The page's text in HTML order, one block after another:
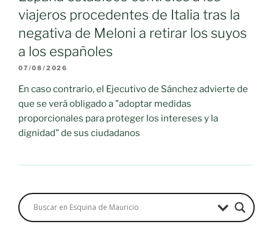
viajeros procedentes de Italia tras la
negativa de Meloni a retirar los suyos
a los españoles
07/08/2026
En caso contrario, el Ejecutivo de Sánchez advierte de
que se verá obligado a "adoptar medidas
proporcionales para proteger los intereses y la
dignidad" de sus ciudadanos